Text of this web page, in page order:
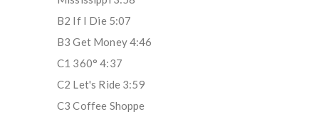
B2 If I Die 5:07
B3 Get Money 4:46
C1 360° 4:37
C2 Let's Ride 3:59
C3 Coffee Shoppe